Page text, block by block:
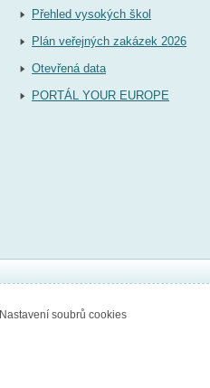
Přehled vysokých škol
Plán veřejných zakázek 2026
Otevřená data
PORTÁL YOUR EUROPE
Nastavení soubrů cookies